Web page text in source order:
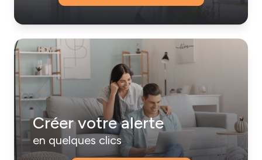
Créer votre alerte
en quelques clics